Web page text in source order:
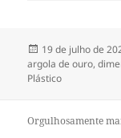
Publicado
em
19 de julho de
argola de ouro,
Plástico
Orgulhosamente